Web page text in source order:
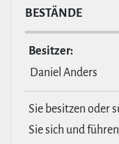
BESTÄNDE
Besitzer:
Daniel Anders
Sie besitzen oder
Sie sich und